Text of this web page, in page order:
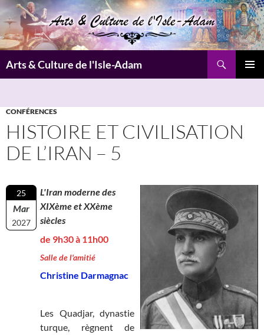
Aller
au
contenu
Arts & Culture de l'Isle-Adam
CONFÉRENCES
HISTOIRE ET CIVILISATION
DE L’IRAN – 5
25
Mar
2027
L'Iran moderne des
XIXème et XXème
siècles
de 9h30 à 11h00
Salle de l'amitié
Christine Darmagnac
Les Quadjar, dynastie
turque, règnent de